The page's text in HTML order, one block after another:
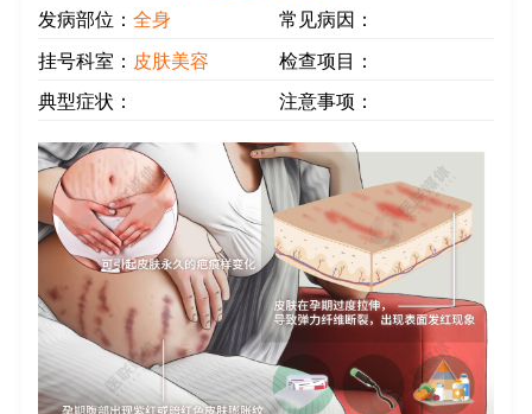
发病部位：全身 常见病因：
挂号科室： 皮肤美容 检查项目：
典型症状： 注意事项：